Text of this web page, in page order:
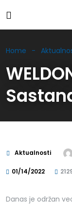
Home
Aktualnosti
01/14/2022
Danas je održan